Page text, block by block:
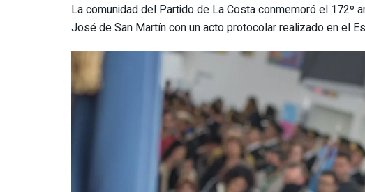
La comunidad del Partido de La Costa conmemoró el 172º
José de San Martín con un acto protocolar realizado en el